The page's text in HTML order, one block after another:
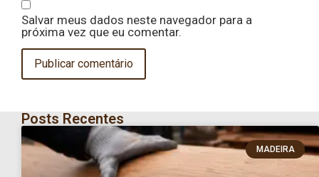
Salvar meus dados neste navegador para a
próxima vez que eu comentar.
Posts Recentes
MADEIRA